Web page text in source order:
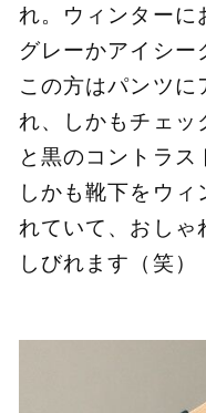
れ。ウィンターに
グレーかアイシー
この方はパンツに
れ、しかもチェッ
と黒のコントラス
しかも靴下をウ
れていて、おしゃ
しびれます（笑）